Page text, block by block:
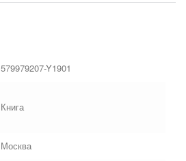
579979207-Y1901
Книга
Москва